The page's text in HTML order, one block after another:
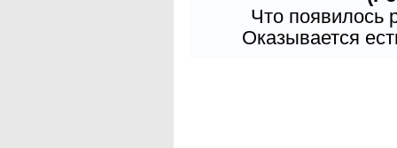
Что появилось
Оказывается